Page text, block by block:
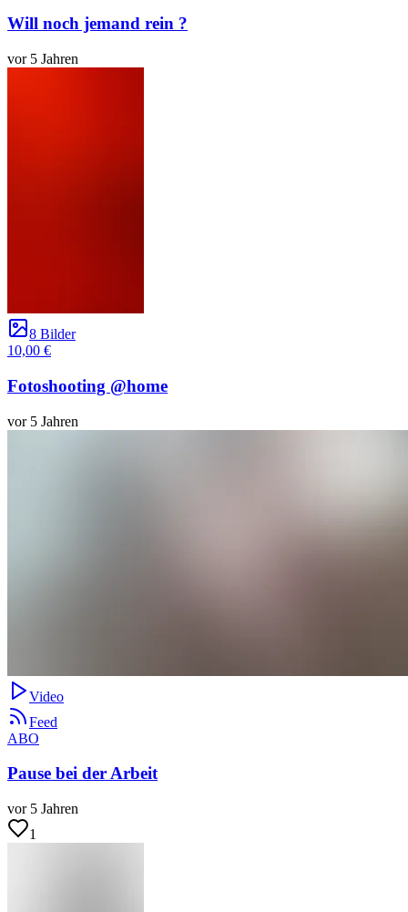
Will noch jemand rein ?
vor 5 Jahren
8 Bilder
10,00 €
Fotoshooting @home
vor 5 Jahren
Video
Feed
ABO
Pause bei der Arbeit
vor 5 Jahren
1